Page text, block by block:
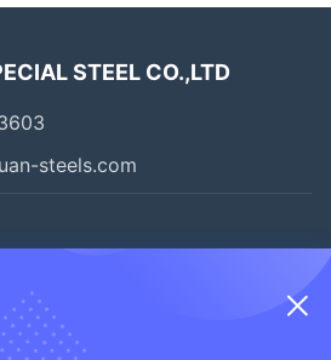
STEEL CO.,LTD
steels.com